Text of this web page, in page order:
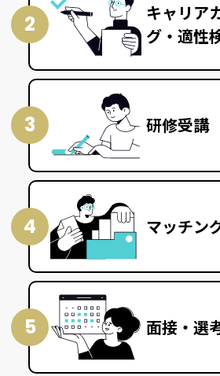
2
キャリア
グ・適性
3 研修受講
4 マッチン
5 面接・選